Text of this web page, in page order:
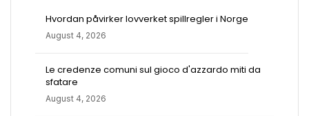
Hvordan påvirker lovverket spillregler i Norge
August 4, 2026
Le credenze comuni sul gioco d'azzardo miti da
sfatare
August 4, 2026